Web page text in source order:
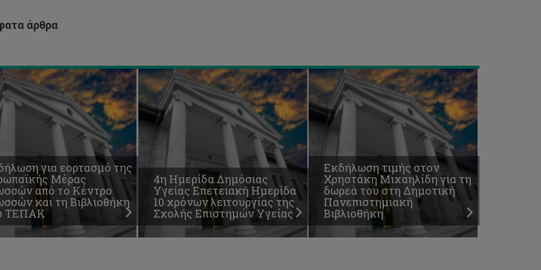
άρθρα
για εορτασμό της
Μέρας
από το Κέντρο
και τη Βιβλιοθήκη
ΤΕΠΑΚ
4η Ημερίδα Δημόσιας
Υγείας Επετειακή Ημερίδα
10 χρόνων λειτουργίας της
Σχολής Επιστημών Υγείας
Εκδήλωση τιμής στον
Χρηστάκη Μιχαηλίδη για τη
δωρεά του στη Δημοτική
Πανεπιστημιακή
Βιβλιοθήκη